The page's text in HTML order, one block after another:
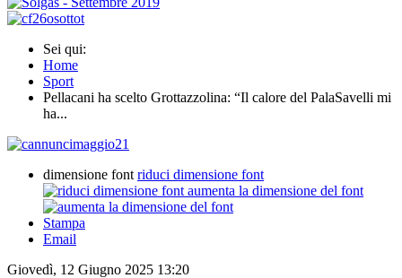
Sei qui:
Home
Sport
Pellacani ha scelto Grottazzolina: “Il calore del PalaSavelli mi
ha...
dimensione font riduci dimensione font
aumenta la dimensione del font
Stampa
Email
Giovedì, 12 Giugno 2025 13:20